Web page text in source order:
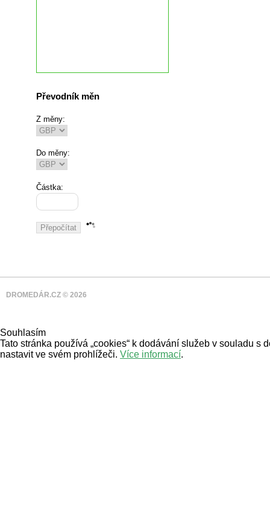
Převodník měn
Z měny:
Do měny:
Částka:
DROMEDÁR.CZ © 2026
Souhlasím
Tato stránka používá „cookies“ k dodávání služeb v souladu s
nastavit ve svém prohlížeči. Více informací.